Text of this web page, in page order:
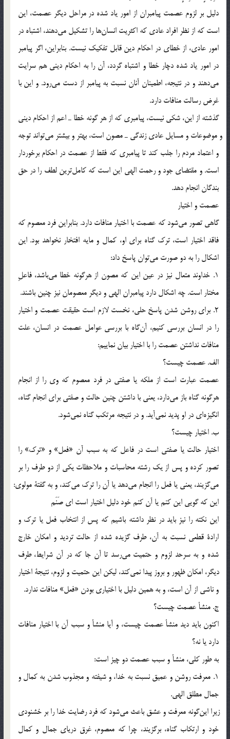
دليل بر لزوم عصمت پيامبران از امور ياد شده در مراحل ديگر عصمت، اين
است كه از نظر افراد عادي كه اكثريت انسان‎ها را تشكيل مي‎دهند، اشتباه در
امور عادي، از خطاي در احكام دين قابل تفكيك نيست. بنابراين، اگر پيامبر
در امور ياد شده دچار خطا و اشتباه گردد، آن را به احكام ديني هم سرايت
مي‎دهند و در نتيجه، اطمينان آنان نسبت به پيامبر از دست مي‎رود. و اين با
غرض رسالت منافات دارد.
گذشته از اين، شكي نيست، پيامبري كه از هر گونه خطا ـ اعم از احكام ديني
و موضوعات و مسايل عادي زندگي ـ مصون است، بهتر و بيشتر مي‎تواند توجه
و اعتماد مردم را جلب كند تا پيامبري كه فقط از عصمت در احكام برخوردار
است. و مقتضاي جود و رحمت الهي اين است كه كامل‎ترين لطف را در حق
بندگان انجام دهد.
عصمت و اختيار
گاهي تصور مي‎شود كه عصمت با اختيار منافات دارد. بنابراين فرد معصوم كه
فاقد اختيار است، ترك گناه براي او، ‌كمال و مايه افتخار نخواهد بود. اين
اشكال را به دو صورت مي‎توان پاسخ داد:
1. خداوند متعال نيز در عين اين كه مصون از هرگونه خطا مي‎باشد، فاعلِ
مختار است. چه اشكال دارد پيامبران الهي و ديگر معصومان نيز چنين باشند.
2. براي روشن شدن پاسخ حلي، نخست لازم است حقيقت عصمت و اختيار
را در انسان بررسي كنيم، آن‎گاه با بررسي عوامل عصمت در انسان، علت
منافات نداشتن عصمت را با اختيار بيان نماييم:
الف. عصمت چيست؟
عصمت عبارت است از ملكه يا صفتي در فرد معصوم كه وي را از انجام
هرگونه گناه باز مي‎دارد، يعني با داشتن چنين حالت و صفتي براي انجام گناه،
انگيزه‎اي در او پديد نمي‎آيد. و در نتيجه مرتكب گناه نمي‎شود.
ب. اختيار چيست؟
اختيار حالت يا صفتي است در فاعل كه به سبب آن «فعل» و «ترك» را
تصور كرده و پس از يك رشته محاسبات و ملاحظات يكي از دو طرف را بر
مي‎گزيند، يعني يا فعل را انجام مي‎دهد يا آن را ترك مي‎كند، و به گفتة مولوي:
اين كه گويي اين كنم يا آن كنم خود دليل اختيار است اي صَنَم
اين نكته را نيز بايد در نظر داشته باشيم كه پس از انتخاب فعل يا ترك و
ارادة قطعي نسبت به آن، طرف گزيده شده از حالت ترديد و امكان خارج
شده و به سرحد لزوم و حتميت مي‎رسد تا آن جا كه در آن شرايط، طرف
ديگر، امكان ظهور و بروز پيدا نمي‎كند، ليكن اين حتميت و لزوم، نتيجة اختيار
و ناشي از آن است، و به همين دليل با اختياري بودن «فعل» منافات ندارد.
ج. منشأ عصمت چيست؟
اكنون بايد ديد منشأ عصمت چيست، و آيا منشأ و سبب آن با اختيار منافات
دارد يا نه؟
به طور كلي، منشأ و سبب عصمت دو چيز است:
1. معرفت روشن و عميق نسبت به خدا، و شيفته و مجذوب شدن به كمال و
جمال مطلق الهي.
زيرا اين‎گونه معرفت و عشق باعث مي‎شود كه فرد رضايت خدا را بر خشنودي
خود و ارتكاب گناه، برگزيند، چرا كه معصوم، غرق درياي جمال و كمال